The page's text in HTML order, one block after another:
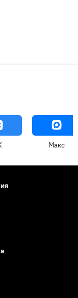
Макс